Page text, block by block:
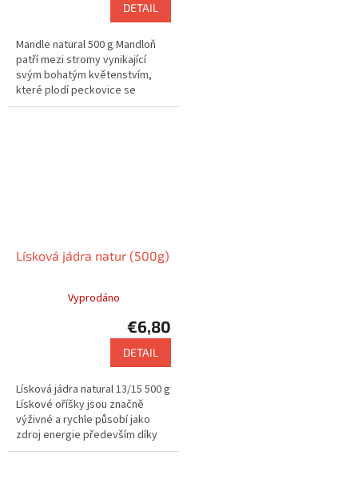
DETAIL
Mandle natural 500 g Mandloň
patří mezi stromy vynikající
svým bohatým květenstvím,
které plodí peckovice se
zeleným chlupatým povrchem
Lísková jádra natur (500g)
Vyprodáno
€6,80
DETAIL
Lísková jádra natural 13/15 500 g
Lískové oříšky jsou značně
výživné a rychle působí jako
zdroj energie především díky
vysokému obsahu bílkovin